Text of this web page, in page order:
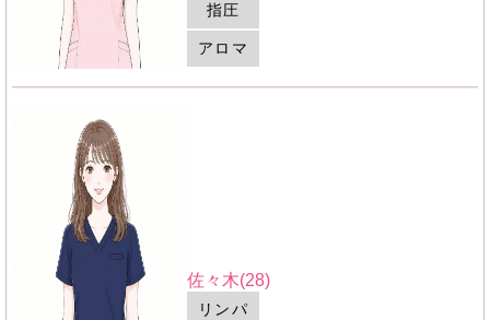
指圧
アロマ
佐々木(28)
リンパ